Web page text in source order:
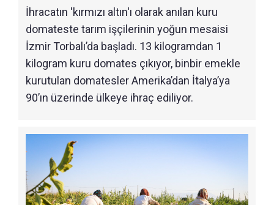
İhracatın 'kırmızı altın'ı olarak anılan kuru
domateste tarım işçilerinin yoğun mesaisi
İzmir Torbalı’da başladı. 13 kilogramdan 1
kilogram kuru domates çıkıyor, binbir emekle
kurutulan domatesler Amerika’dan İtalya’ya
90’ın üzerinde ülkeye ihraç ediliyor.